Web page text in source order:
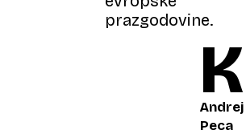
prazgodovine.
K
Andrej
Peca